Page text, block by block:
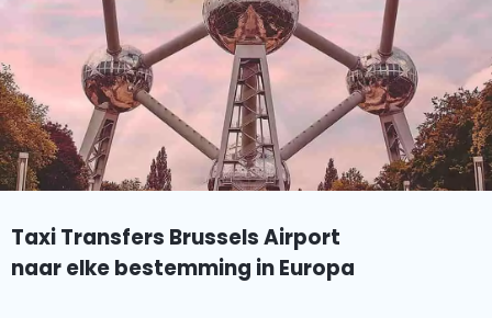
Taxi Transfers Brussels Airport
naar elke bestemming in Europa